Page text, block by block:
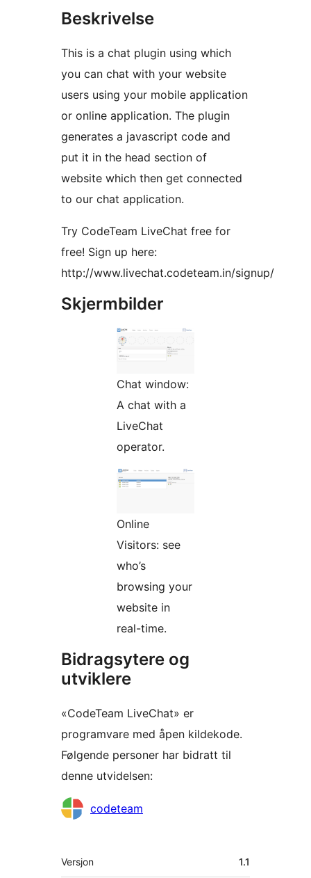
Beskrivelse
This is a chat plugin using which
you can chat with your website
users using your mobile application
or online application. The plugin
generates a javascript code and
put it in the head section of
website which then get connected
to our chat application.
Try CodeTeam LiveChat free for
free! Sign up here:
http://www.livechat.codeteam.in/signup/
Skjermbilder
Chat window:
A chat with a
LiveChat
operator.
Online
Visitors: see
who’s
browsing your
website in
real-time.
Bidragsytere og
utviklere
«CodeTeam LiveChat» er
programvare med åpen kildekode.
Følgende personer har bidratt til
denne utvidelsen:
Bidragsytere
codeteam
Meta
Versjon 1.1